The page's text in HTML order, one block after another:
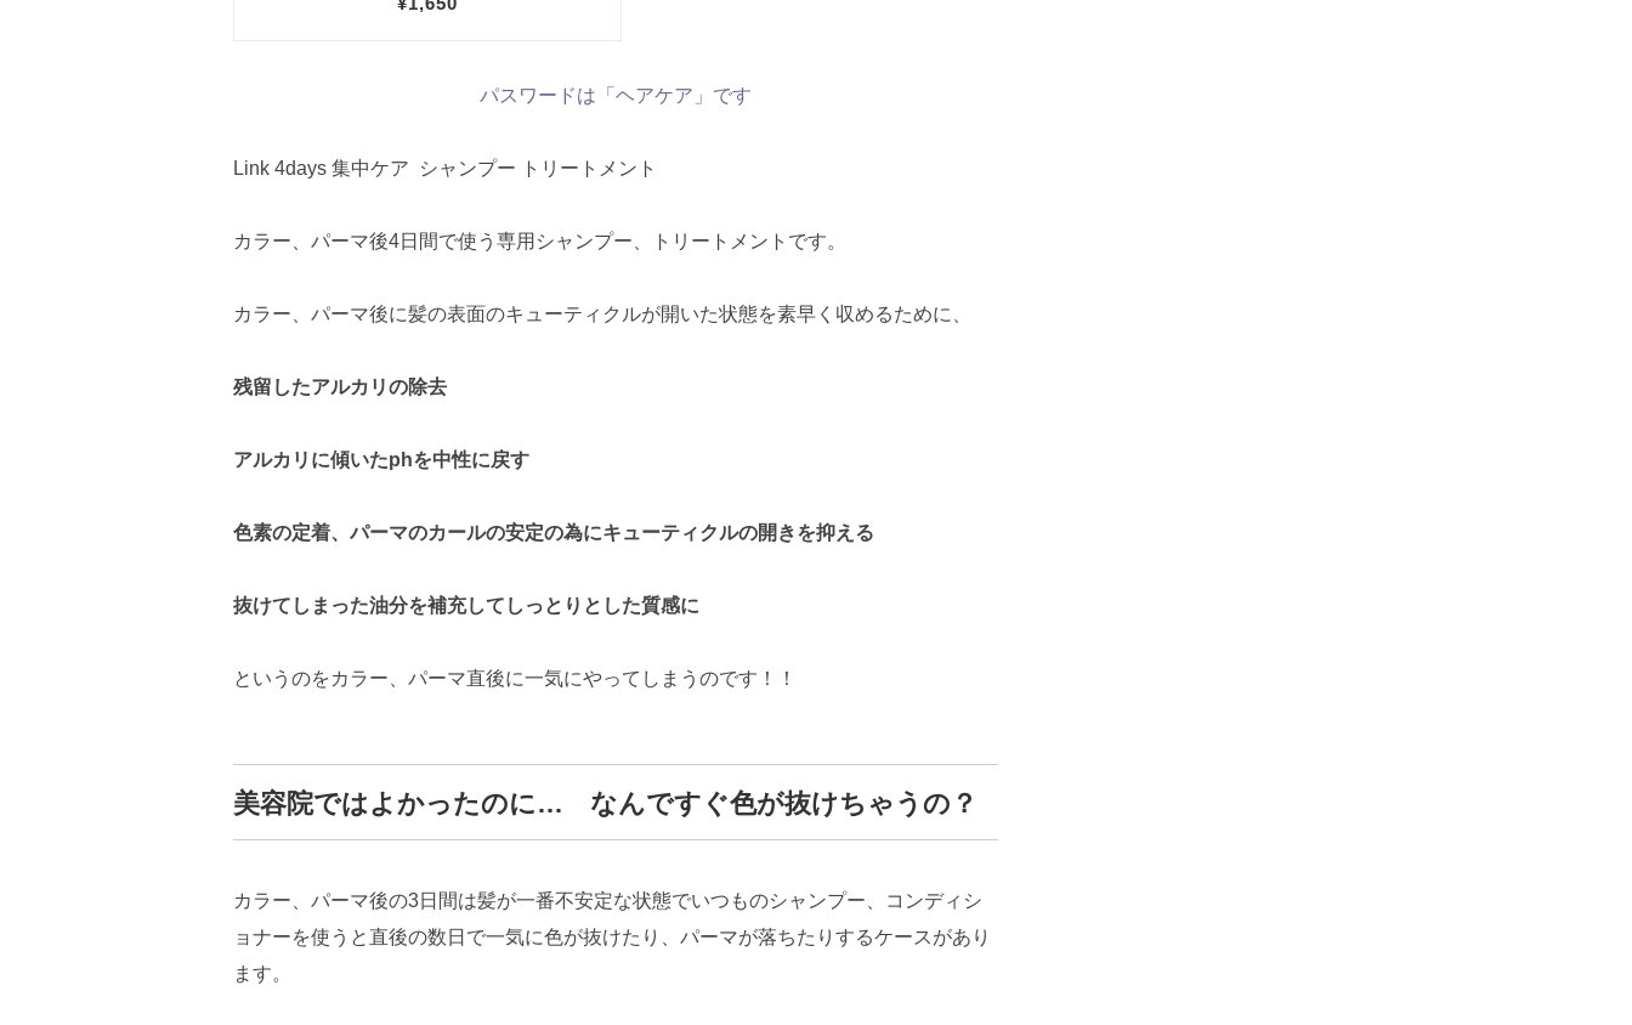
パスワードは「ヘアケア」です
Link 4days 集中ケア シャンプー トリートメント
カラー、パーマ後4日間で使う専用シャンプー、トリートメントです。
カラー、パーマ後に髪の表面のキューティクルが開いた状態を素早く収めるために、
残留したアルカリの除去
アルカリに傾いたphを中性に戻す
色素の定着、パーマのカールの安定の為にキューティクルの開きを抑える
抜けてしまった油分を補充してしっとりとした質感に
というのをカラー、パーマ直後に一気にやってしまうのです！！
美容院ではよかったのに… なんですぐ色が抜けちゃうの？
カラー、パーマ後の3日間は髪が一番不安定な状態でいつものシャンプー、コンディシ
ョナーを使うと直後の数日で一気に色が抜けたり、パーマが落ちたりするケースがあり
ます。